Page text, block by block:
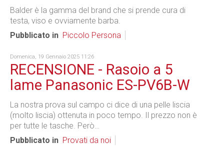
Balder è la gamma del brand che si prende cura di
testa, viso e ovviamente barba.
Pubblicato in Piccolo Persona
Domenica, 19 Gennaio 2025 11:26
RECENSIONE - Rasoio a 5
lame Panasonic ES-PV6B-W
La nostra prova sul campo ci dice di una pelle liscia
(molto liscia) ottenuta in poco tempo. Il prezzo non è
per tutte le tasche. Però…
Pubblicato in Provati da noi